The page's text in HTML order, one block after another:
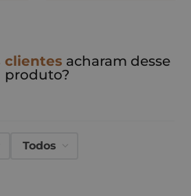
clientes acharam desse
produto?
Todos